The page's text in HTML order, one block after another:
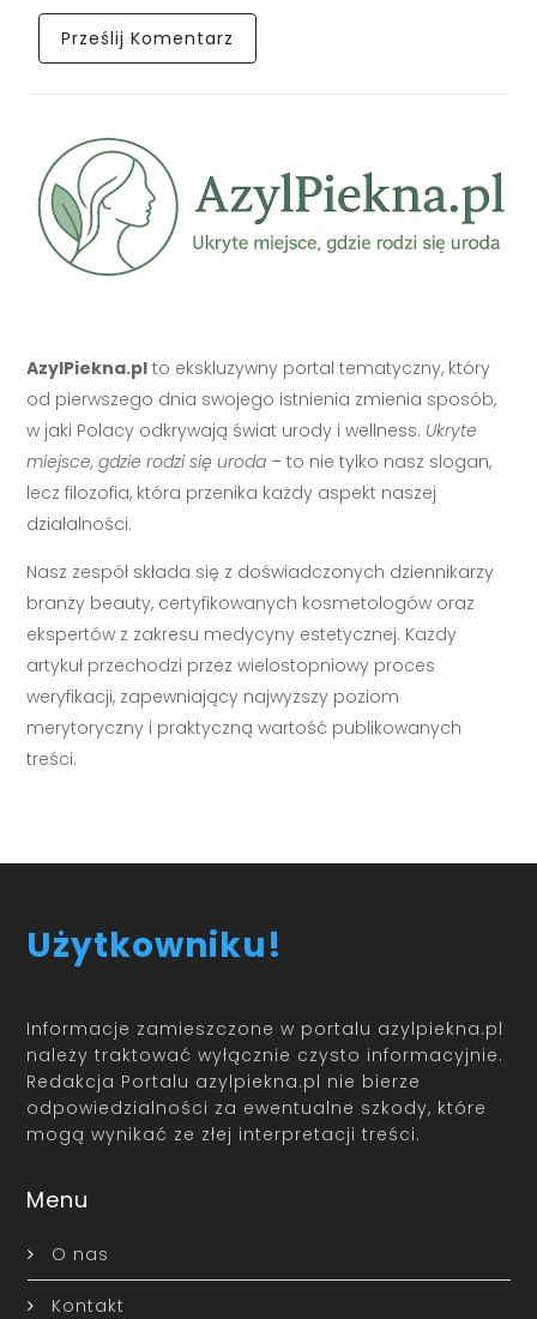
AzylPiekna.pl to ekskluzywny portal tematyczny, który
od pierwszego dnia swojego istnienia zmienia sposób,
w jaki Polacy odkrywają świat urody i wellness. Ukryte
miejsce, gdzie rodzi się uroda – to nie tylko nasz slogan,
lecz filozofia, która przenika każdy aspekt naszej
działalności.
Nasz zespół składa się z doświadczonych dziennikarzy
branży beauty, certyfikowanych kosmetologów oraz
ekspertów z zakresu medycyny estetycznej. Każdy
artykuł przechodzi przez wielostopniowy proces
weryfikacji, zapewniający najwyższy poziom
merytoryczny i praktyczną wartość publikowanych
treści.
Użytkowniku!
Informacje zamieszczone w portalu azylpiekna.pl
należy traktować wyłącznie czysto informacyjnie.
Redakcja Portalu azylpiekna.pl nie bierze
odpowiedzialności za ewentualne szkody, które
mogą wynikać ze złej interpretacji treści.
Menu
O nas
Kontakt